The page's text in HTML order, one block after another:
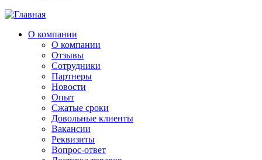
О компании
О компании
Отзывы
Сотрудники
Партнеры
Новости
Опыт
Сжатые сроки
Довольные клиенты
Вакансии
Реквизиты
Вопрос-ответ